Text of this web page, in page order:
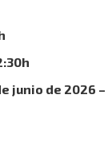
junio de 2026 –